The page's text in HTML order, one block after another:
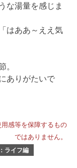
な湯量を感じま
はああ～ええ気
。
ありがたいで
感等を保障するもの
ではありません。
ライフ編